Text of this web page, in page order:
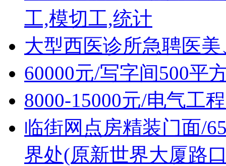
工,模切工,统计
大型西医诊所急聘医
60000元/写字间500平
8000-15000元/电气工
临街网点房精装门面/
界处(原新世界大厦路